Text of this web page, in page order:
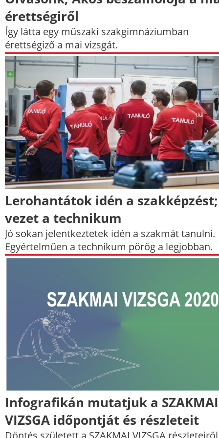
érettségiről
Így látta egy műszaki szakgimnáziumban
érettségiző a mai vizsgát.
Lerohantátok idén a szakképzést;
vezet a technikum
Jó sokan jelentkeztetek idén a szakmát tanulni.
Egyértelműen a technikum pörög a legjobban.
Infografikán mutatjuk a SZAKMAI
VIZSGA időpontját és részleteit
Döntés született a SZAKMAI VIZSGA